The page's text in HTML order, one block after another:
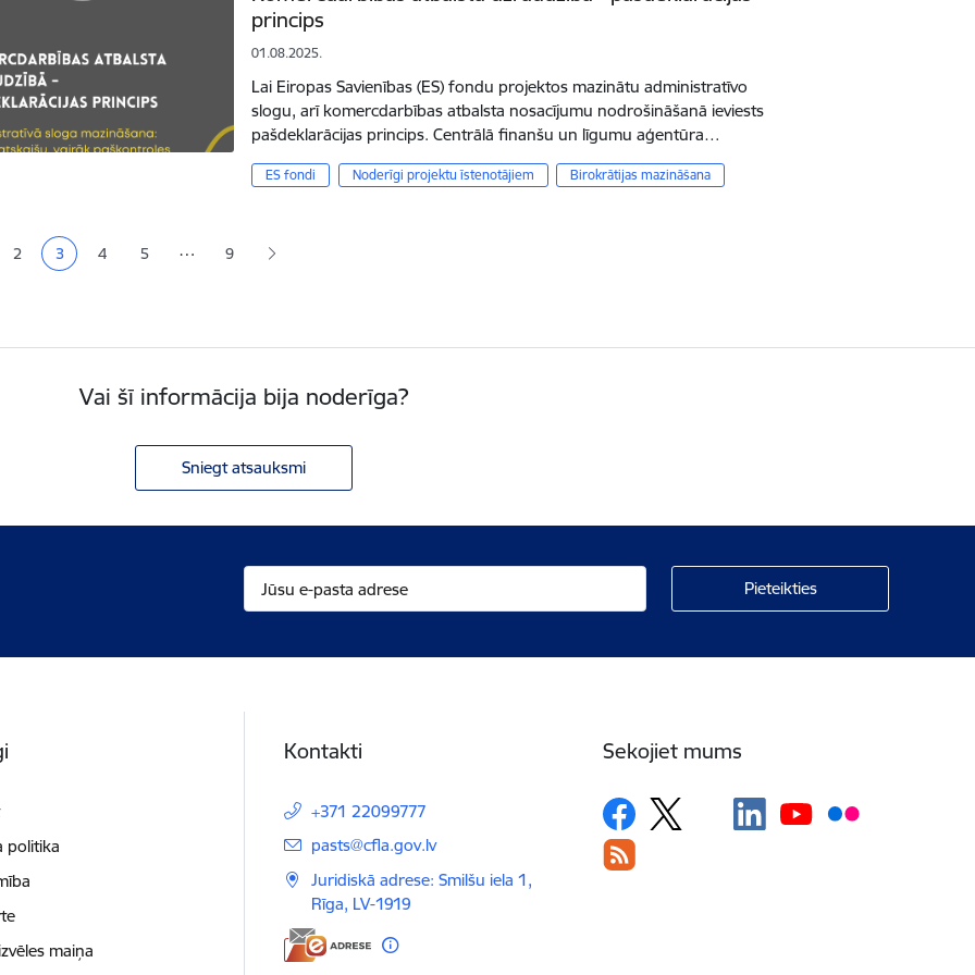
princips
01.08.2025.
Lai Eiropas Savienības (ES) fondu projektos mazinātu administratīvo
slogu, arī komercdarbības atbalsta nosacījumu nodrošināšanā ieviests
pašdeklarācijas princips. Centrālā finanšu un līgumu aģentūra…
ES fondi Noderīgi projektu īstenotājiem Birokrātijas mazināšana
Lapa
2 Pašreizējā lapa
3 Lapa
4 Lapa
5 … 9
Vai šī informācija bija noderīga?
Sniegt atsauksmi
politika
maiņa
Kontakti
+371 22099777
E-pasts:
pasts@cfla.gov.lv
Juridiskā adrese: Smilšu iela 1,
Rīga, LV-1919
Sekojiet mums